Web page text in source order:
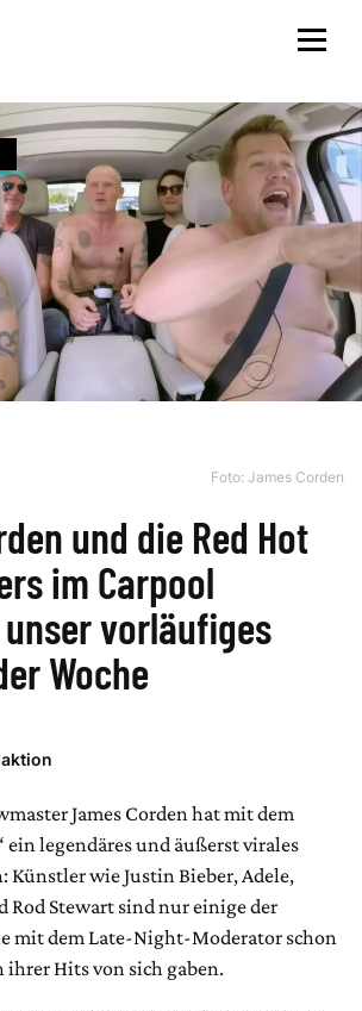
Foto: James Corden
und die Red Hot
im Carpool
vorläufiges
Woche
James Corden hat mit dem
ein legendäres und äußerst virales
Künstler wie Justin Bieber, Adele,
Rod Stewart sind nur einige der
mit dem Late-Night-Moderator schon
ihrer Hits von sich gaben.